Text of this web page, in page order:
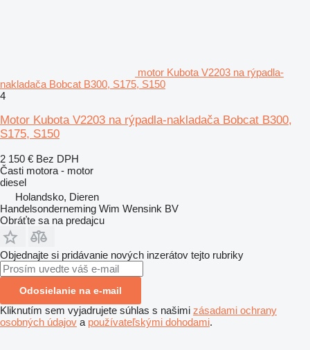
motor Kubota V2203 na rýpadla-
nakladača Bobcat B300, S175, S150
4
Motor Kubota V2203 na rýpadla-nakladača Bobcat B300,
S175, S150
2 150 € Bez DPH
Časti motora - motor
diesel
Holandsko, Dieren
Handelsonderneming Wim Wensink BV
Obráťte sa na predajcu
Objednajte si pridávanie nových inzerátov tejto rubriky
Odosielanie na e-mail
Kliknutím sem vyjadrujete súhlas s našimi zásadami ochrany
osobných údajov a používateľskými dohodami.